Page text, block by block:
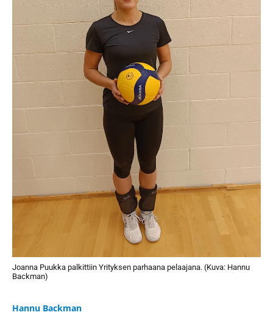
Joanna Puukka palkittiin Yrityksen parhaana pelaajana. (Kuva: Hannu
Backman)
Hannu Backman